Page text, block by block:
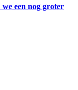
een nog groter